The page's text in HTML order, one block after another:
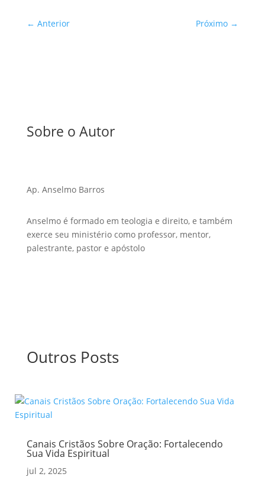
← Anterior Próximo →
Sobre o Autor
Ap. Anselmo Barros
Anselmo é formado em teologia e direito, e também
exerce seu ministério como professor, mentor,
palestrante, pastor e apóstolo
Outros Posts
Canais Cristãos Sobre Oração: Fortalecendo
Sua Vida Espiritual
jul 2, 2025